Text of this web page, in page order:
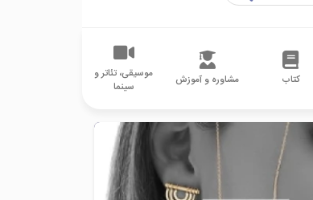
کتاب مشاوره و آموزش
موسیقی، تئاتر و
سینما